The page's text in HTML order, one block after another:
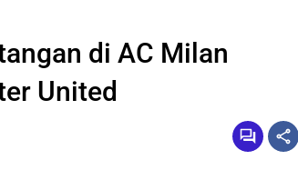
di AC Milan
United